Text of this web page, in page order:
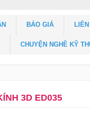
BÁO GIÁ
CHUYỆN NGHỀ KỸ
3D ED035